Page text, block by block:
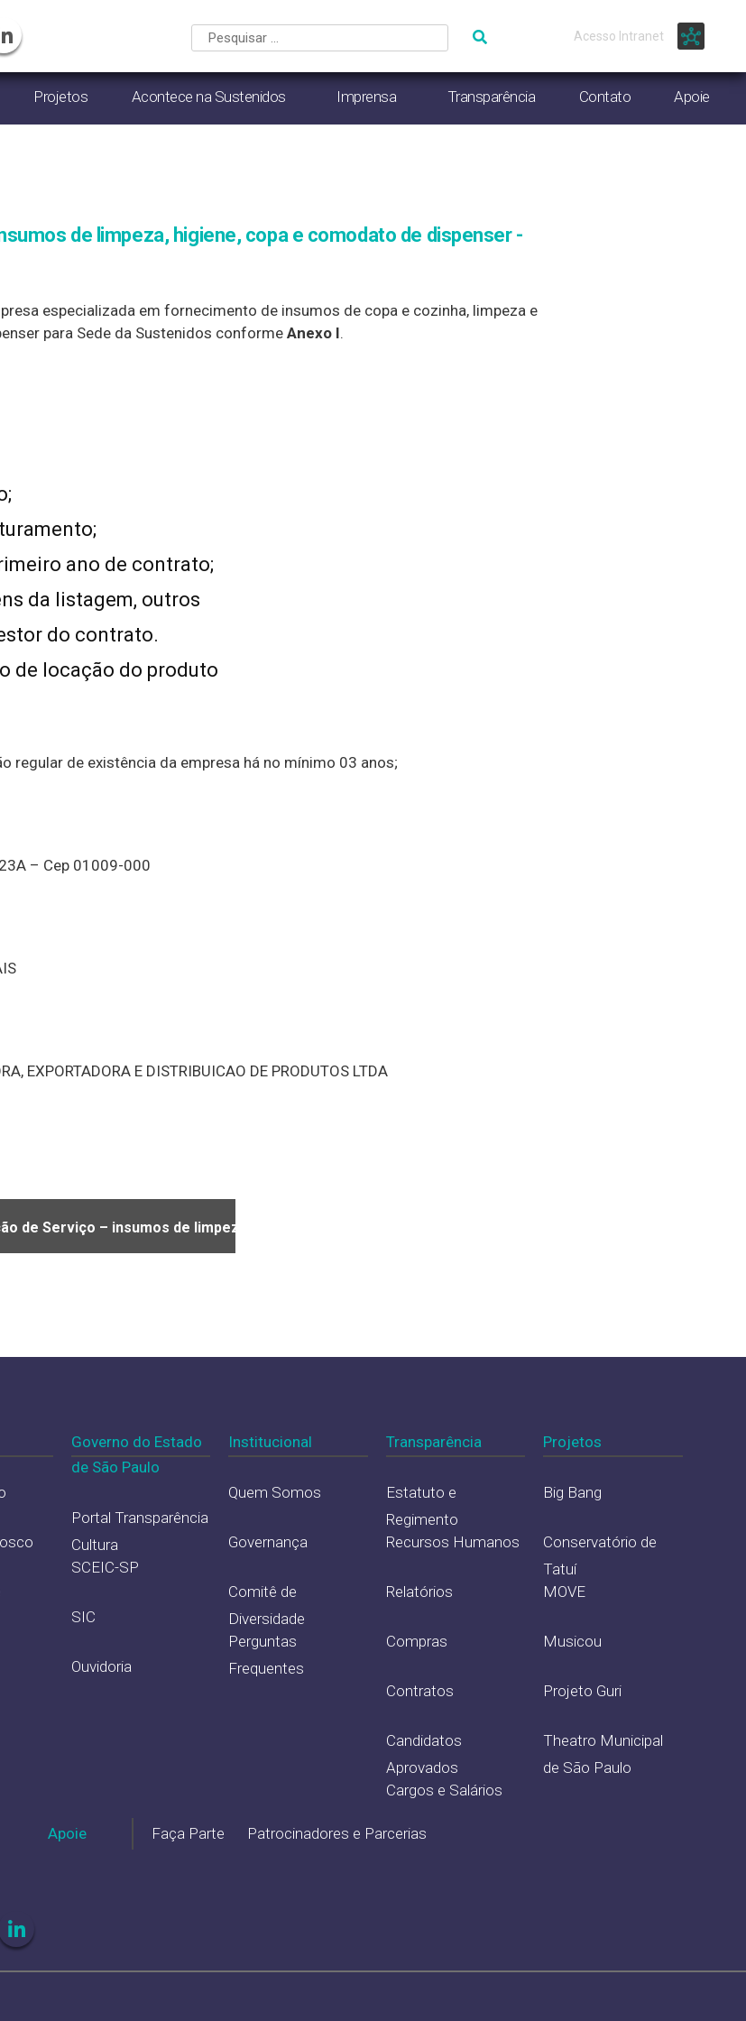
Projetos Acontece na Sustenidos Imprensa Transparência Contato Apoie
Acesso Intranet
de limpeza, higiene, copa e comodato de dispenser -
especializada em fornecimento de insumos de copa e cozinha, limpeza e
para Sede da Sustenidos conformeAnexo I.
ano de contrato;
da listagem, outros
do contrato.
de locação do produto
regular de existência da empresa há no mínimo 03 anos;
– Cep 01009-000
EXPORTADORA E DISTRIBUICAO DE PRODUTOS LTDA
de Serviço – insumos de limpeza, higiene, copa e comodato de dispenser
Institucional
Quem Somos
Governança
Comitê de
Diversidade
Perguntas
Frequentes
Projetos
Big Bang
Conservatório de
Tatuí
MOVE
Musicou
Projeto Guri
Theatro Municipal
de São Paulo
Transparência
Estatuto e
Regimento
Recursos Humanos
Relatórios
Compras
Contratos
Candidatos
Aprovados
Cargos e Salários
Apoie Faça Parte Patrocinadores e Parcerias
Governo do Estado
de São Paulo
Portal Transparência
Cultura
SCEIC-SP
SIC
Ouvidoria